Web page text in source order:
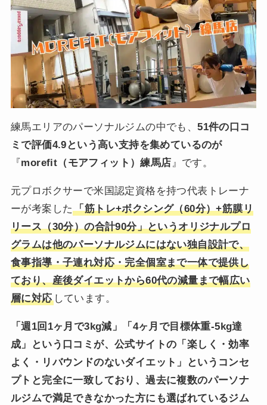
練馬エリアのパーソナルジムの中でも、51件の口コ
ミで評価4.9という高い支持を集めているのが
『 morefit（モアフィット）練馬店』です。
元プロボクサーで米国認定資格を持つ代表トレーナ
ーが考案した「筋トレ+ボクシング（60分）+筋膜リ
リース（30分）の合計90分」というオリジナルプロ
グラムは他のパーソナルジムにはない独自設計で、
食事指導・子連れ対応・完全個室まで一体で提供し
ており、産後ダイエットから60代の減量まで幅広い
層に対応しています。
「週1回1ヶ月で3kg減」「4ヶ月で目標体重-5kg達
成」という口コミが、公式サイトの「楽しく・効率
よく・リバウンドのないダイエット」というコンセ
プトと完全に一致しており、過去に複数のパーソナ
ルジムで満足できなかった方にも選ばれているジム